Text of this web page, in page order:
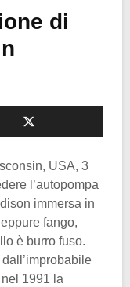
di
USA, 3
l’autopompa
immersa in
fango,
è burro fuso.
1991 la